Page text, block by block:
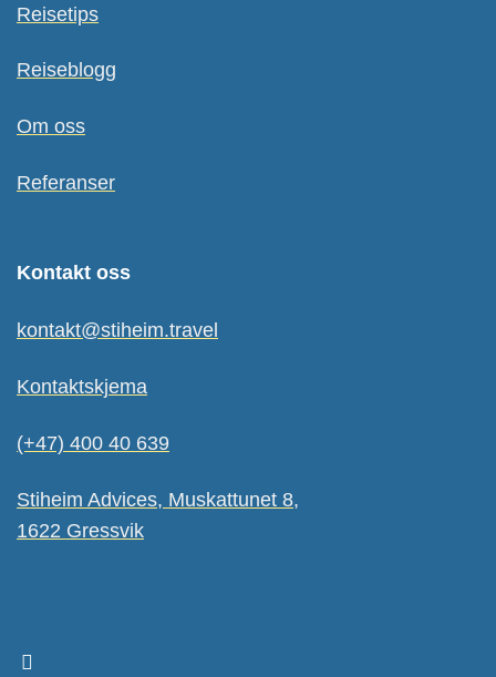
Reisetips
Reiseblogg
Om oss
Referanser
Kontakt oss
kontakt@stiheim.travel
Kontaktskjema
(+47) 400 40 639
Stiheim Advices, Muskattunet 8,
1622 Gressvik